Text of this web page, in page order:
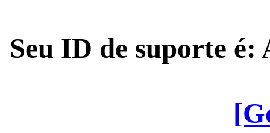
Seu ID de suporte é: